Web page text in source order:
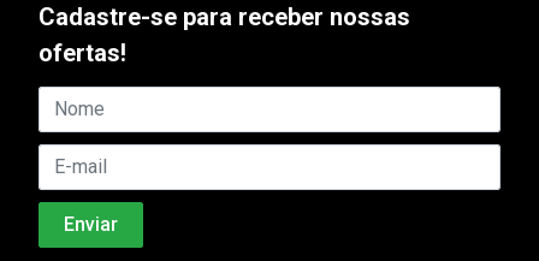
Cadastre-se para receber nossas
ofertas!